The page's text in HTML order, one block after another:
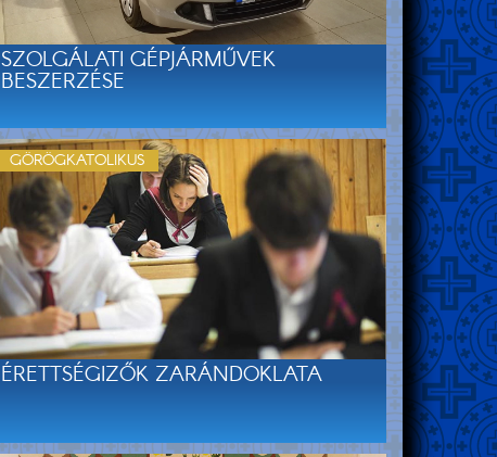
SZOLGÁLATI GÉPJÁRMŰVEK
BESZERZÉSE
ÉRETTSÉGIZŐK ZARÁNDOKLATA
GÖRÖGKATOLIKUS